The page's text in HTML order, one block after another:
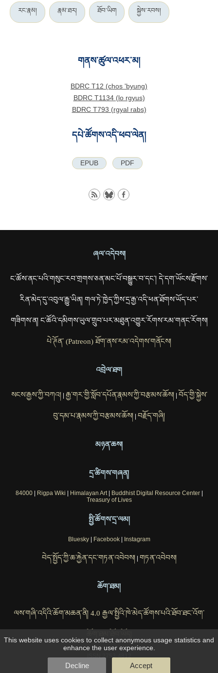
རང་རྣམ། རྣམ་ཐར། ཐོབ་ཡིག སྐྱེས་རབས།
གནས་ཚུལ་འཕར་མ།
BDRC T12 (chos 'byung)
BDRC T1134 (lo rgyus)
BDRC T793 (rgyal rabs)
དཔེ་ཚོགས་འདི་ཕབ་ལེན།
EPUB PDF
ཞལ་འདེབས།
ང་ཚོས་ནང་པའི་གསུང་རབ་གྲགས་ཅན་མང་པོ་བསྒྱུར་བ་དང་། དེ་དག་ཡོངས་རྫོགས་
རིན་མེད་དུ་འབུལ་རྒྱུ་ཡིན། གལ་ཏེ་ཁྱེད་ཀྱིས་དྲ་རྒྱ་འདི་ཕན་ཐོགས་ཡོད་པར་
གཟིགས་ན། ང་ཚོའི་དམིགས་ཡུལ་གྲུབ་པར་མཐུན་འགྱུར་རོགས་རམ་གནང་རོགས།
པེ་ཊོན་ (Patreon) ཐོག་ནས་རམ་འདེགས་གནོངས།
འབྲེལ་ཐག
སངས་རྒྱས་ཀྱི་བཀའ།| རྒྱ་གར་གྱི་སློབ་དཔོན་རྣམས་ཀྱི་བརྩམས་ཆོས།| བོད་གྱི་སྐྱེས་
བུ་དམ་པ་རྣམས་ཀྱི་བརྩམས་ཆོས། | བརྗོད་གཞི།
མཉན་ཆས།
དྲ་ཚིགས་གཞན།
84000| Rigpa Wiki | Himalayan Art| Buddhist Digital Resource Center|
Treasury of Lives
སྤྱི་ཚོགས་དྲ་ལམ།
Bluesky| Facebook| Instagram
བེད་སྤྱོད་ཀྱི་ཆ་རྐྱེན་དང་གཏན་འབེབས།| གཏན་འབེབས།
ཆོག་ཐམ།
ལས་གཞི་འདིའི་ཆོག་མཆན་ནི། 4.0 རྒྱལ་སྤྱིའི་ཁེ་མེད་ཚོགས་པའི་ཐོབ་ཐང་འོག་
ISSN 2753-4812
This website uses cookies to collect anonymous usage statistics and
enhance the user experience.
Decline Accept